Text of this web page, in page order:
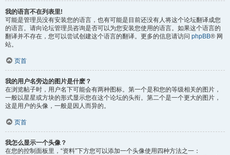
我的语言不在列表里!
可能是管理员没有安装您的语言，也有可能是目前还没有人将这个论坛翻译成您
的语言。请向论坛管理员咨询是否可以为您安装您使用的语言。如果这个语言的
翻译并不存在，您可以尝试创建这个语言的翻译。更多的信息请访问 phpBB® 网
站。
页首
我的用户名旁边的图片是什麽？
在浏览帖子时，用户名下可能会有两种图标。第一个是和您的等级相关的图片，
一般以星星或方块的形式显示您在这个论坛的头衔。第二个是一个更大的图片，
这是用户的头像，一般是因人而异的。
页首
我怎么显示一个头像？
在您的控制面板里，“资料”下方您可以添加一个头像使用四种方法之一：